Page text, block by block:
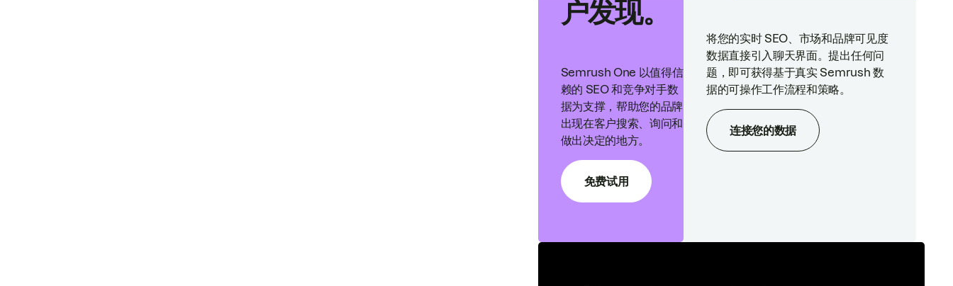
户发现。
Semrush One 以值得信
赖的 SEO 和竞争对手数
据为支撑，帮助您的品牌
出现在客户搜索、询问和
做出决定的地方。
免费试用
将您的实时 SEO、市场和品牌可见度
数据直接引入聊天界面。提出任何问
题，即可获得基于真实 Semrush 数
据的可操作工作流程和策略。
连接您的数据